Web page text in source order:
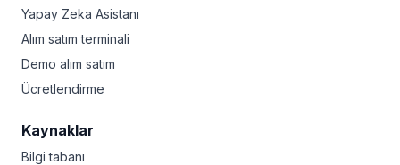
Yapay Zeka Asistanı
Alım satım terminali
Demo alım satım
Ücretlendirme
Kaynaklar
Bilgi tabanı